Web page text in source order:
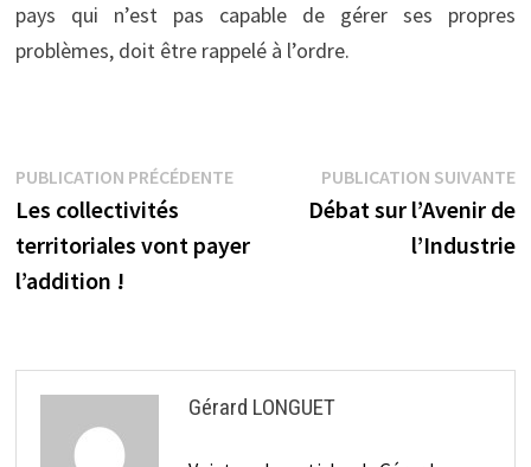
pays qui n’est pas capable de gérer ses propres
problèmes, doit être rappelé à l’ordre.
Navigation
de
l’article
PUBLICATION PRÉCÉDENTEPublication
précédente :
Les collectivités
territoriales vont payer
l’addition !
PUBLICATION SUIVANTE
Débat sur l’Avenir de
l’Industrie
Gérard LONGUET